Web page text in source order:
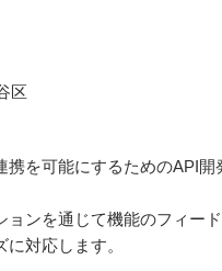
区
を可能にするためのAPI開
ンを通じて機能のフィード
対応します。